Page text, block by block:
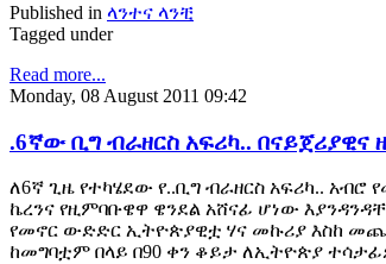
Published in ላንተና ላንቺ
Tagged under
Read more...
Monday, 08 August 2011 09:42
.6ኛው ቢግ ብራዘርስ አፍሪካ..
ለ6ኛ ጊዜ የተካሄደው የ..ቢግ ብራዘርስ አፍሪካ..
ኬረንና የዚምባቡዌዋ ዌንደል አሸናፊ ሆነው
የመኖር ውድድር ኢትዮጵያዊቷ ሃና መኩሪያ እስከ
ከመግባቷም በላይ በ90 ቀን ቆይታ ለኢትዮጵያ